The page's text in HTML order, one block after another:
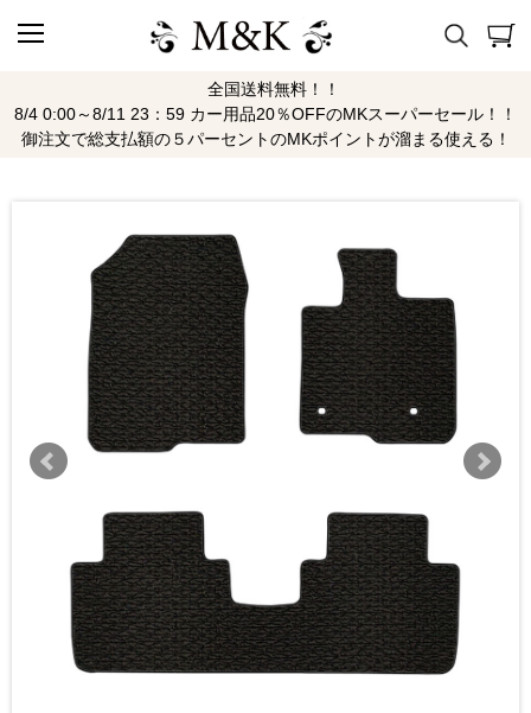
全国送料無料！！
8/4 0:00～8/11 23：59 カー用品20％OFFのMKスーパーセール！！
御注文で総支払額の５パーセントのMKポイントが溜まる使える！